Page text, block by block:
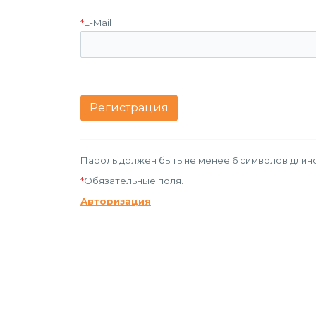
*E-Mail
Пароль должен быть не менее 6 символов
*Обязательные поля.
Авторизация